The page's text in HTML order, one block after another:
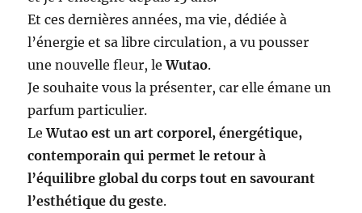
Et ces dernières années, ma vie, dédiée à
l’énergie et sa libre circulation, a vu pousser
une nouvelle fleur, leWutao.
Je souhaite vous la présenter, car elle émane un
parfum particulier.
LeWutao est un art corporel, énergétique,
contemporain qui permet le retour à
l’équilibre global du corps tout en savourant
l’esthétique du geste.